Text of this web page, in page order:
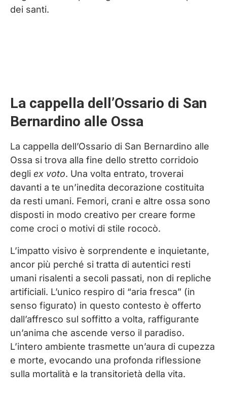
dei santi.
La cappella dell’Ossario di San
Bernardino alle Ossa
La cappella dell’Ossario di San Bernardino alle
Ossa si trova alla fine dello stretto corridoio
degli ex voto. Una volta entrato, troverai
davanti a te un’inedita decorazione costituita
da resti umani. Femori, crani e altre ossa sono
disposti in modo creativo per creare forme
come croci o motivi di stile rococò.
L’impatto visivo è sorprendente e inquietante,
ancor più perché si tratta di autentici resti
umani risalenti a secoli passati, non di repliche
artificiali. L’unico respiro di “aria fresca” (in
senso figurato) in questo contesto è offerto
dall’affresco sul soffitto a volta, raffigurante
un’anima che ascende verso il paradiso.
L’intero ambiente trasmette un’aura di cupezza
e morte, evocando una profonda riflessione
sulla mortalità e la transitorietà della vita.